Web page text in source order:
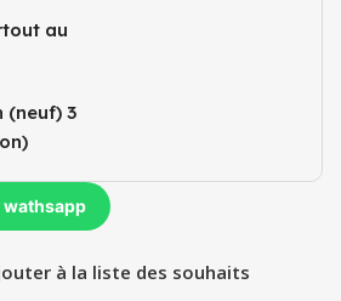
au
(neuf) 3
wathsapp
à la liste des souhaits